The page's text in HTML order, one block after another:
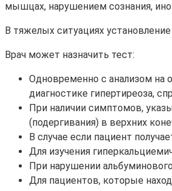
мышцах, нарушением сознания,
В тяжелых ситуациях
Врач может назначить тест:
Одновременно с анализом на
диагностике гипертиреоза,
При наличии симптомов,
(подергивания) в верхних
В случае если пациент
Для изучения
При нарушении
Для пациентов, которые